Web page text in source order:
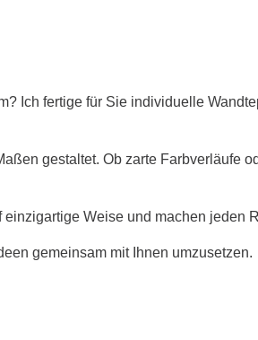
Ich fertige für Sie individuelle
gestaltet. Ob zarte Farbverläufe
Weise und machen jeden
gemeinsam mit Ihnen umzusetzen.